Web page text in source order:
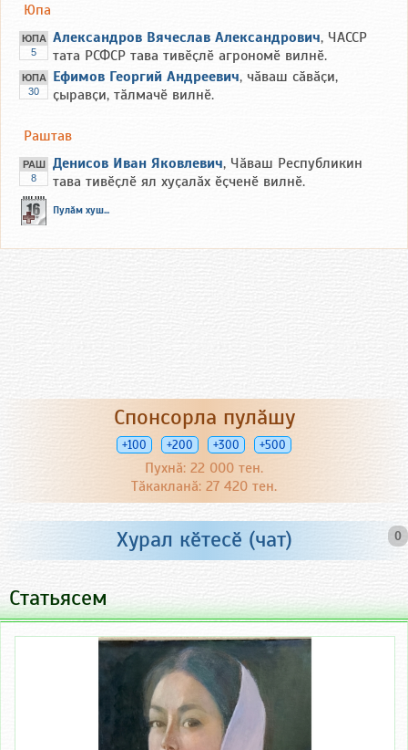
Юпа
ЮПА
5
Александров Вячеслав Александрович, ЧАССР
тата РСФСР тава тивӗҫлӗ агрономӗ вилнӗ.
ЮПА
30
Ефимов Георгий Андреевич, чӑваш сӑвӑҫи,
ҫыравҫи, тӑлмачӗ вилнӗ.
Раштав
РАШ
8
Денисов Иван Яковлевич, Чӑваш Республикин
тава тивӗҫлӗ ял хуҫалӑх ӗҫченӗ вилнӗ.
Пулӑм хуш...
Спонсорла пулӑшу
+100 +200 +300 +500
Пухнӑ: 22 000 тен.
Тӑкакланӑ: 27 420 тен.
0
Хурал кӗтесӗ (чат)
Статьясем